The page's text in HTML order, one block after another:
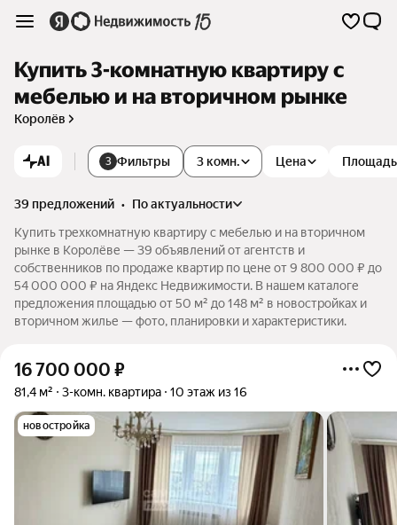
Купить 3-комнатную квартиру с
мебелью и на вторичном рынке
Королёв
AI 3 Фильтры 3 комн. Цена Площадь
39 предложений •
по актуальности
Купить трехкомнатную квартиру с мебелью и на вторичном
рынке в Королёве — 39 объявлений от агентств и
собственников по продаже квартир по цене от 9 800 000 ₽ до
54 000 000 ₽ на Яндекс Недвижимости. В нашем каталоге
предложения площадью от 50 м² до 148 м² в новостройках и
вторичном жилье — фото, планировки и характеристики.
16 700 000 ₽
81,4 м² 3-комн. квартира 10 этаж из 16
новостройка